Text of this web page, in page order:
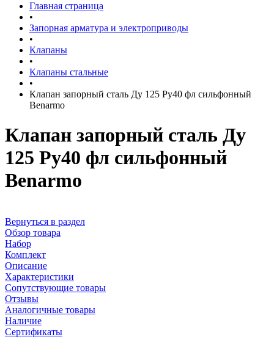
Главная страница
•
Запорная арматура и электроприводы
•
Клапаны
•
Клапаны стальные
•
Клапан запорный сталь Ду 125 Ру40 фл сильфонный
Benarmo
Клапан запорный сталь Ду
125 Ру40 фл сильфонный
Benarmo
Вернуться в раздел
Обзор товара
Набор
Комплект
Описание
Характеристики
Сопутствующие товары
Отзывы
Аналогичные товары
Наличие
Сертификаты